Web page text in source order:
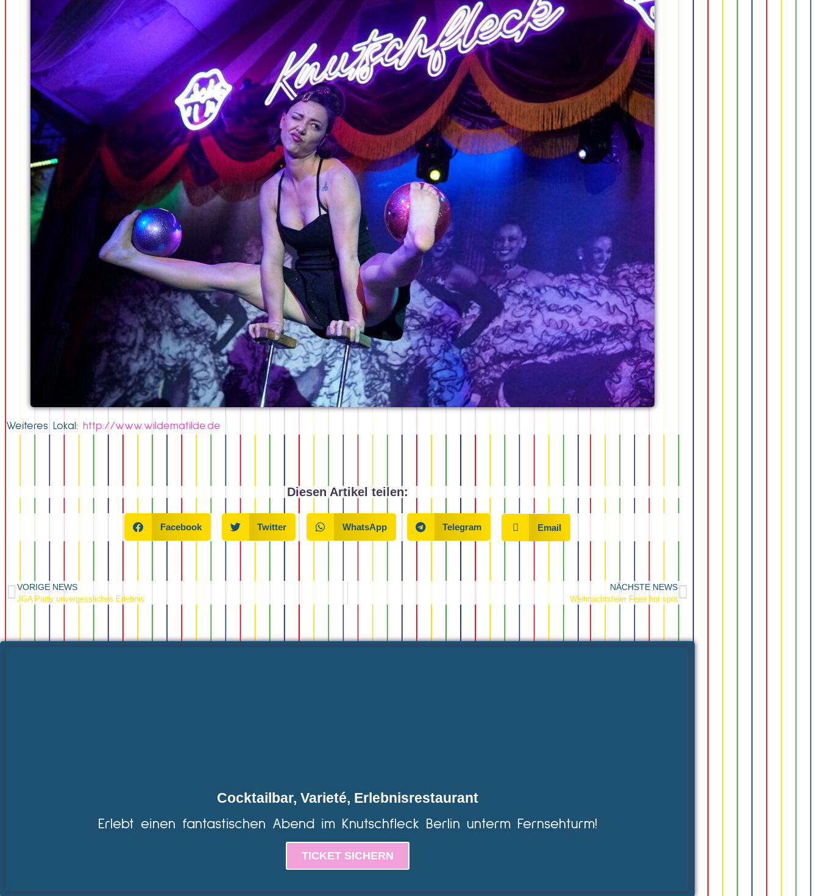
Weiteres Lokal: http://www.wildematilde.de
Diesen Artikel teilen:
Facebook Twitter WhatsApp Telegram Email
VORIGE NEWS
JGA Party unvergessliches Erlebnis
NÄCHSTE NEWS
Weihnachtsfeier Feier hot spot
Cocktailbar, Varieté, Erlebnisrestaurant
Erlebt einen fantastischen Abend im Knutschfleck Berlin unterm Fernsehturm!
TICKET SICHERN